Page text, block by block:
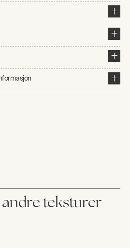
andre teksturer